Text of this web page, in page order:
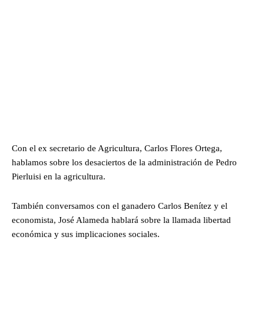
Con el ex secretario de Agricultura, Carlos Flores Ortega,
hablamos sobre los desaciertos de la administración de Pedro
Pierluisi en la agricultura.
También conversamos con el ganadero Carlos Benítez y el
economista, José Alameda hablará sobre la llamada libertad
económica y sus implicaciones sociales.